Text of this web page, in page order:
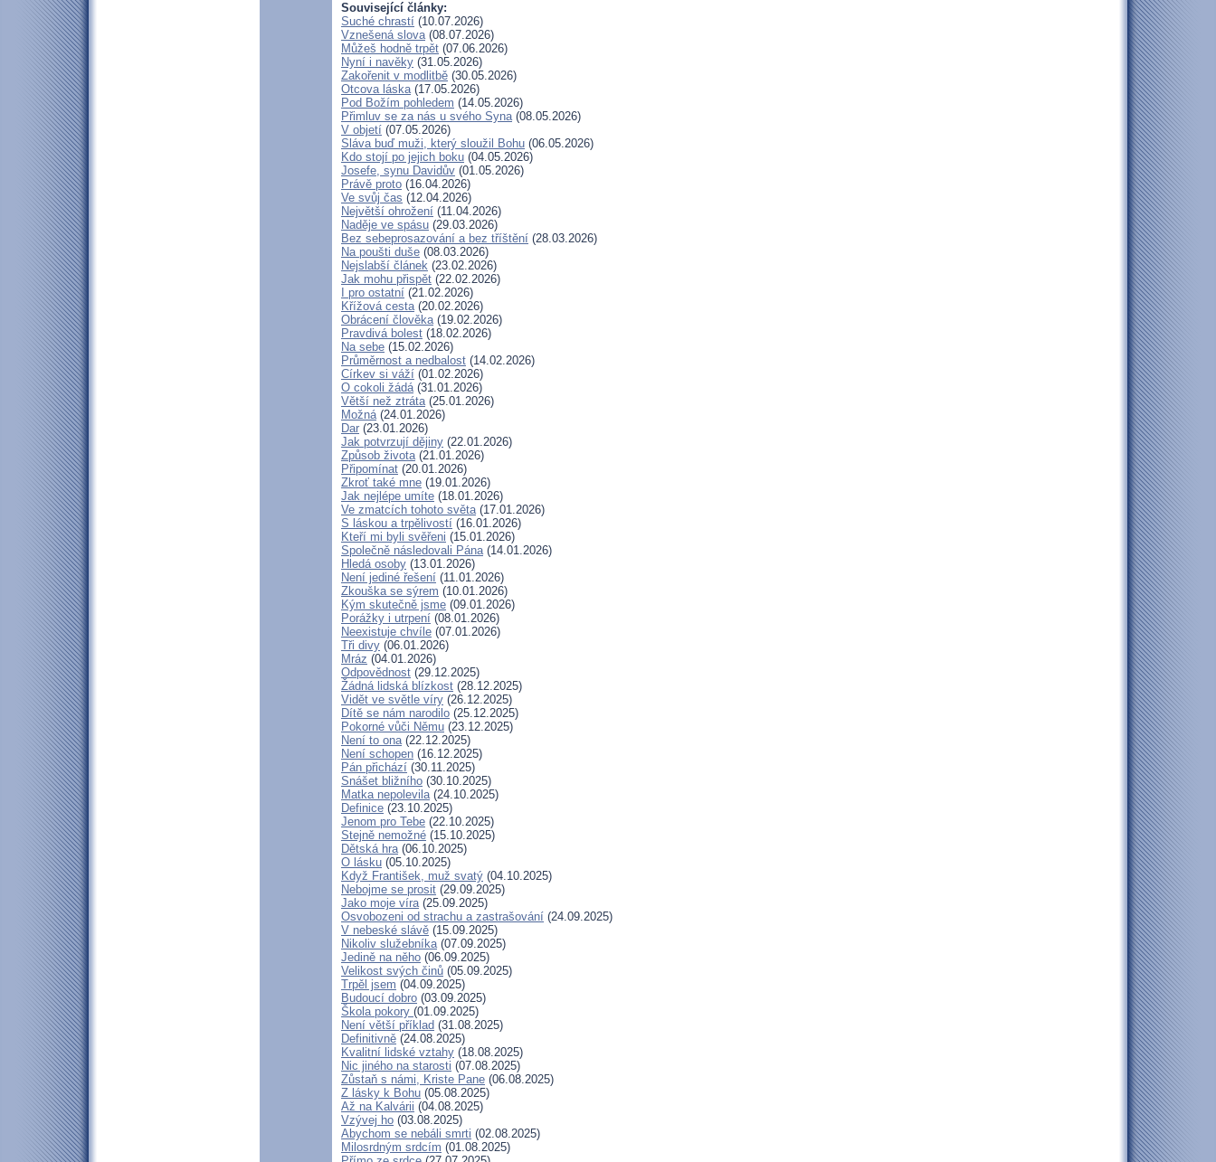
Související články:
Suché chrastí (10.07.2026)
Vznešená slova(08.07.2026)
Můžeš hodně trpět (07.06.2026)
Nyní i navěky (31.05.2026)
Zakořenit v modlitbě (30.05.2026)
Otcova láska(17.05.2026)
Pod Božím pohledem (14.05.2026)
Přimluv se za nás u svého Syna(08.05.2026)
V objetí (07.05.2026)
Sláva buď muži, který sloužil Bohu (06.05.2026)
Kdo stojí po jejich boku (04.05.2026)
Josefe, synu Davidův (01.05.2026)
Právě proto (16.04.2026)
Ve svůj čas (12.04.2026)
Největší ohrožení (11.04.2026)
Naděje ve spásu (29.03.2026)
Bez sebeprosazování a bez tříštění (28.03.2026)
Na poušti duše (08.03.2026)
Nejslabší článek (23.02.2026)
Jak mohu přispět (22.02.2026)
I pro ostatní (21.02.2026)
Křížová cesta(20.02.2026)
Obrácení člověka(19.02.2026)
Pravdivá bolest (18.02.2026)
Na sebe (15.02.2026)
Průměrnost a nedbalost (14.02.2026)
Církev si váží (01.02.2026)
O cokoli žádá(31.01.2026)
Větší než ztráta(25.01.2026)
Možná(24.01.2026)
Dar (23.01.2026)
Jak potvrzují dějiny (22.01.2026)
Způsob života(21.01.2026)
Připomínat (20.01.2026)
Zkroť také mne (19.01.2026)
Jak nejlépe umíte (18.01.2026)
Ve zmatcích tohoto světa(17.01.2026)
S láskou a trpělivostí (16.01.2026)
Kteří mi byli svěřeni (15.01.2026)
Společně následovali Pána(14.01.2026)
Hledá osoby (13.01.2026)
Není jediné řešení (11.01.2026)
Zkouška se sýrem (10.01.2026)
Kým skutečně jsme (09.01.2026)
Porážky i utrpení (08.01.2026)
Neexistuje chvíle (07.01.2026)
Tři divy (06.01.2026)
Mráz (04.01.2026)
Odpovědnost (29.12.2025)
Žádná lidská blízkost (28.12.2025)
Vidět ve světle víry (26.12.2025)
Dítě se nám narodilo (25.12.2025)
Pokorné vůči Němu (23.12.2025)
Není to ona(22.12.2025)
Není schopen (16.12.2025)
Pán přichází (30.11.2025)
Snášet bližního (30.10.2025)
Matka nepolevila(24.10.2025)
Definice (23.10.2025)
Jenom pro Tebe (22.10.2025)
Stejně nemožné (15.10.2025)
Dětská hra(06.10.2025)
O lásku (05.10.2025)
Když František, muž svatý (04.10.2025)
Nebojme se prosit (29.09.2025)
Jako moje víra(25.09.2025)
Osvobozeni od strachu a zastrašování (24.09.2025)
V nebeské slávě (15.09.2025)
Nikoliv služebníka(07.09.2025)
Jedině na něho (06.09.2025)
Velikost svých činů (05.09.2025)
Trpěl jsem (04.09.2025)
Budoucí dobro (03.09.2025)
Škola pokory (01.09.2025)
Není větší příklad (31.08.2025)
Definitivně (24.08.2025)
Kvalitní lidské vztahy (18.08.2025)
Nic jiného na starosti (07.08.2025)
Zůstaň s námi, Kriste Pane (06.08.2025)
Z lásky k Bohu (05.08.2025)
Až na Kalvárii (04.08.2025)
Vzývej ho (03.08.2025)
Abychom se nebáli smrti (02.08.2025)
Milosrdným srdcím (01.08.2025)